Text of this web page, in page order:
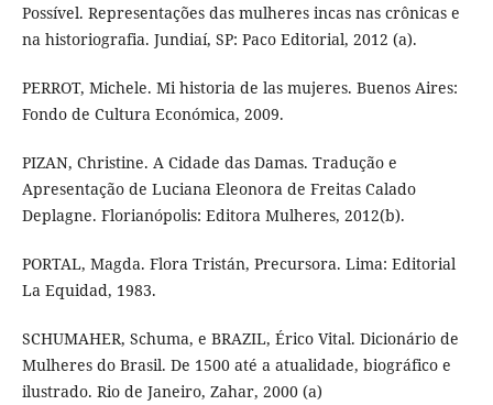
Possível. Representações das mulheres incas nas crônicas e
na historiografia. Jundiaí, SP: Paco Editorial, 2012 (a).
PERROT, Michele. Mi historia de las mujeres. Buenos Aires:
Fondo de Cultura Económica, 2009.
PIZAN, Christine. A Cidade das Damas. Tradução e
Apresentação de Luciana Eleonora de Freitas Calado
Deplagne. Florianópolis: Editora Mulheres, 2012(b).
PORTAL, Magda. Flora Tristán, Precursora. Lima: Editorial
La Equidad, 1983.
SCHUMAHER, Schuma, e BRAZIL, Érico Vital. Dicionário de
Mulheres do Brasil. De 1500 até a atualidade, biográfico e
ilustrado. Rio de Janeiro, Zahar, 2000 (a)